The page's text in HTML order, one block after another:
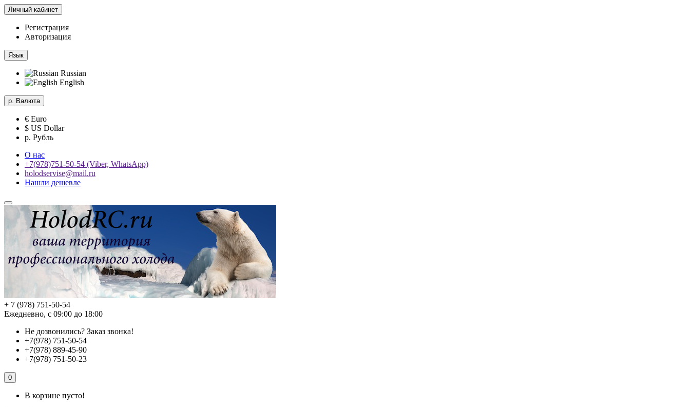
Личный кабинет
Регистрация
Авторизация
Язык
Russian
English
р. Валюта
€ Euro
$ US Dollar
р. Рубль
О нас
+7(978)751-50-54 (Viber, WhatsApp)
holodservise@mail.ru
Нашли дешевле
+ 7 (978) 751-50-54
Ежедневно, с 09:00 до 18:00
Не дозвонились? Заказ звонка!
+7(978) 751-50-54
+7(978) 889-45-90
+7(978) 751-50-23
0
В корзине пусто!